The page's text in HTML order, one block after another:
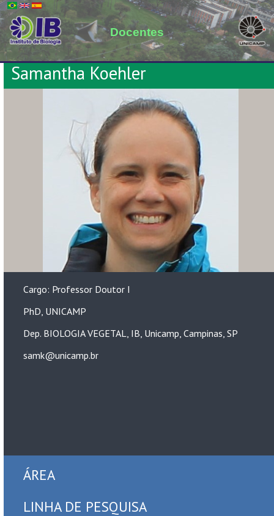
Docentes
Samantha Koehler
Cargo: Professor Doutor I
PhD, UNICAMP
Dep. BIOLOGIA VEGETAL, IB, Unicamp, Campinas, SP
samk@unicamp.br
ÁREA
LINHA DE PESQUISA